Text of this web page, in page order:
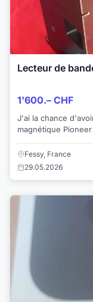
Lecteur de
1'600.– CHF
J'ai la chance
magnétique
Fessy, France
29.05.2026